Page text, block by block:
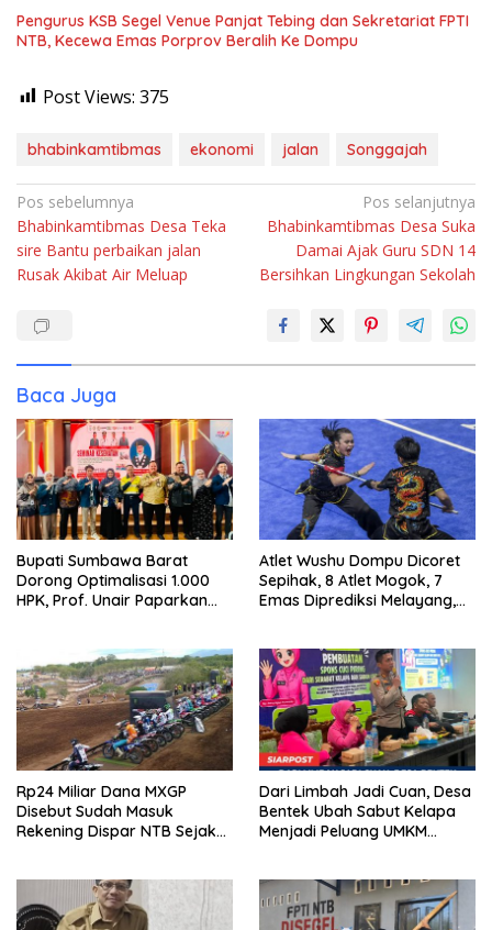
Pengurus KSB Segel Venue Panjat Tebing dan Sekretariat FPTI
NTB, Kecewa Emas Porprov Beralih Ke Dompu
Post Views: 375
bhabinkamtibmas ekonomi jalan Songgajah
Navigasi
pos
Pos sebelumnya
Bhabinkamtibmas Desa Teka
sire Bantu perbaikan jalan
Rusak Akibat Air Meluap
Pos selanjutnya
Bhabinkamtibmas Desa Suka
Damai Ajak Guru SDN 14
Bersihkan Lingkungan Sekolah
Baca Juga
Bupati Sumbawa Barat
Dorong Optimalisasi 1.000
HPK, Prof. Unair Paparkan
Atlet Wushu Dompu Dicoret
Sepihak, 8 Atlet Mogok, 7
Emas Diprediksi Melayang,
Rp24 Miliar Dana MXGP
Disebut Sudah Masuk
Rekening Dispar NTB Sejak
Dari Limbah Jadi Cuan, Desa
Bentek Ubah Sabut Kelapa
Menjadi Peluang UMKM